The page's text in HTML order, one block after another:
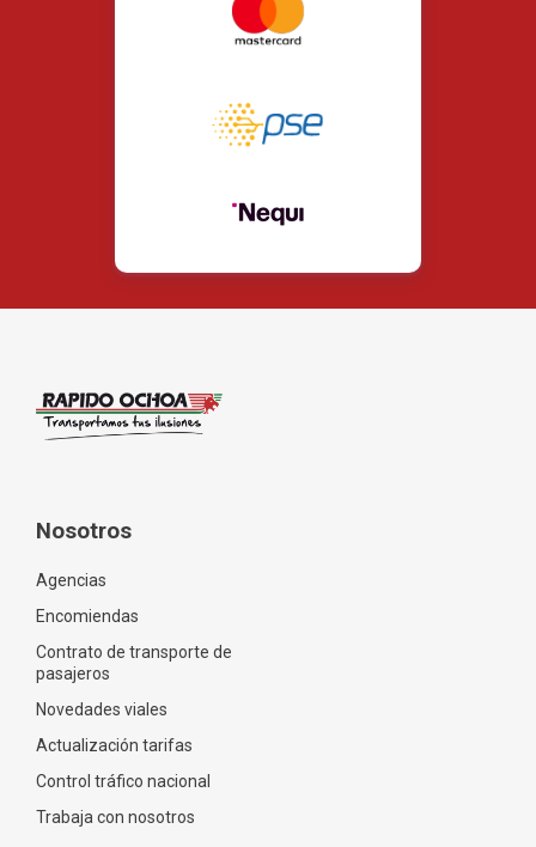
Nosotros
Agencias
Encomiendas
Contrato de transporte de
pasajeros
Novedades viales
Actualización tarifas
Control tráfico nacional
Trabaja con nosotros